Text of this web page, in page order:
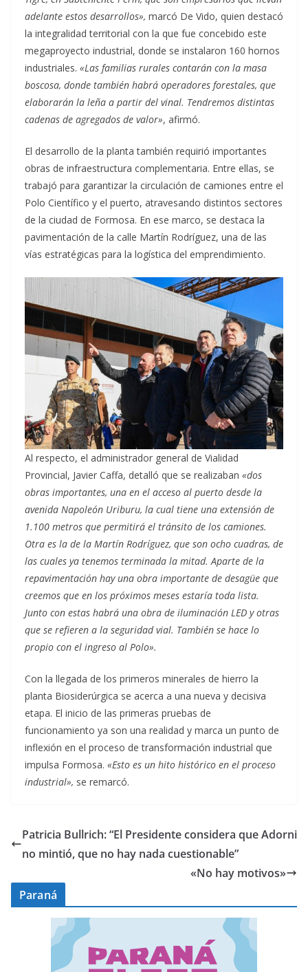
adelante estos desarrollos», marcó De Vido, quien destacó
la integralidad territorial con la que fue concebido este
megaproyecto industrial, donde se instalaron 160 hornos
industriales. «Las familias rurales contarán con la masa
boscosa, donde también habrá operadores forestales, que
elaborarán la leña a partir del vinal. Tendremos distintas
cadenas de agregados de valor», afirmó.
El desarrollo de la planta también requirió importantes
obras de infraestructura complementaria. Entre ellas, se
trabajó para garantizar la circulación de camiones entre el
Polo Científico y el puerto, atravesando distintos sectores
de la ciudad de Formosa. En ese marco, se destaca la
pavimentación de la calle Martín Rodríguez, una de las
vías estratégicas para la logística del emprendimiento.
Al respecto, el administrador general de Vialidad
Provincial, Javier Caffa, detalló que se realizaban «dos
obras importantes, una en el acceso al puerto desde la
avenida Napoleón Uriburu, la cual tiene una extensión de
1.100 metros que permitirá el tránsito de los camiones.
Otra es la de la Martín Rodríguez, que son ocho cuadras, de
las cuales ya tenemos terminada la mitad. Aparte de la
repavimentación hay una obra importante de desagüe que
creemos que en los próximos meses estaría toda lista.
Junto con estas habrá una obra de iluminación LED y otras
que se refieren a la seguridad vial. También se hace lo
propio con el ingreso al Polo».
Con la llegada de los primeros minerales de hierro la
planta Biosiderúrgica se acerca a una nueva y decisiva
etapa. El inicio de las primeras pruebas de
funcionamiento ya son una realidad y marca un punto de
inflexión en el proceso de transformación industrial que
impulsa Formosa. «Esto es un hito histórico en el proceso
industrial», se remarcó.
Patricia Bullrich: “El Presidente considera que Adorni
no mintió, que no hay nada cuestionable”
«No hay motivos»
Paraná